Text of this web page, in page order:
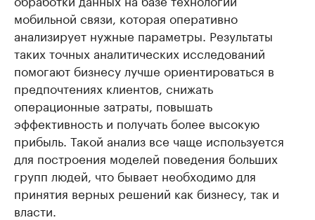
мобильной связи, которая оперативно
анализирует нужные параметры. Результаты
таких точных аналитических исследований
помогают бизнесу лучше ориентироваться в
предпочтениях клиентов, снижать
операционные затраты, повышать
эффективность и получать более высокую
прибыль. Такой анализ все чаще используется
для построения моделей поведения больших
групп людей, что бывает необходимо для
принятия верных решений как бизнесу, так и
власти.